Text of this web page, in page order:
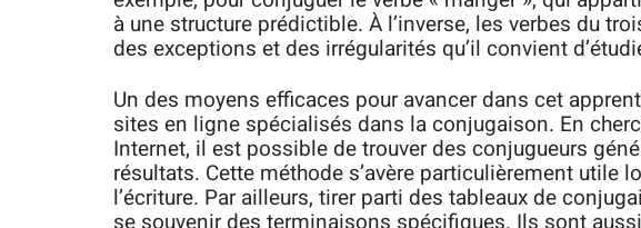
à une structure prédictible. À l’inverse, les verbes du
des exceptions et des irrégularités qu’il convient
Un des moyens efficaces pour avancer dans cet
sites en ligne spécialisés dans la conjugaison. En
Internet, il est possible de trouver des conjugueurs
résultats. Cette méthode s’avère particulièrement utile
l’écriture. Par ailleurs, tirer parti des tableaux de